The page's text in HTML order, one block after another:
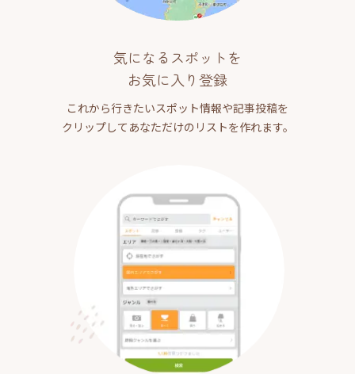
気になるスポットを
お気に入り登録
これから行きたいスポット情報や記事投稿を
クリップしてあなただけのリストを作れます。